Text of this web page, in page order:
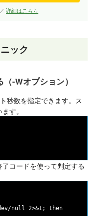
詳細はこちら
ック
-Wオプション）
秒数を指定できます。ス
す。
コードを使って判定する
null 2>&1; then